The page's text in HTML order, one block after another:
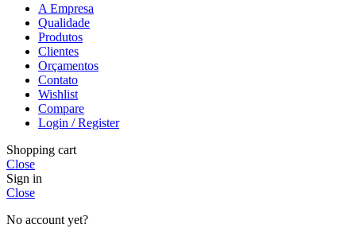
A Empresa
Qualidade
Produtos
Clientes
Orçamentos
Contato
Wishlist
Compare
Login / Register
Shopping cart
Close
Sign in
Close
No account yet?